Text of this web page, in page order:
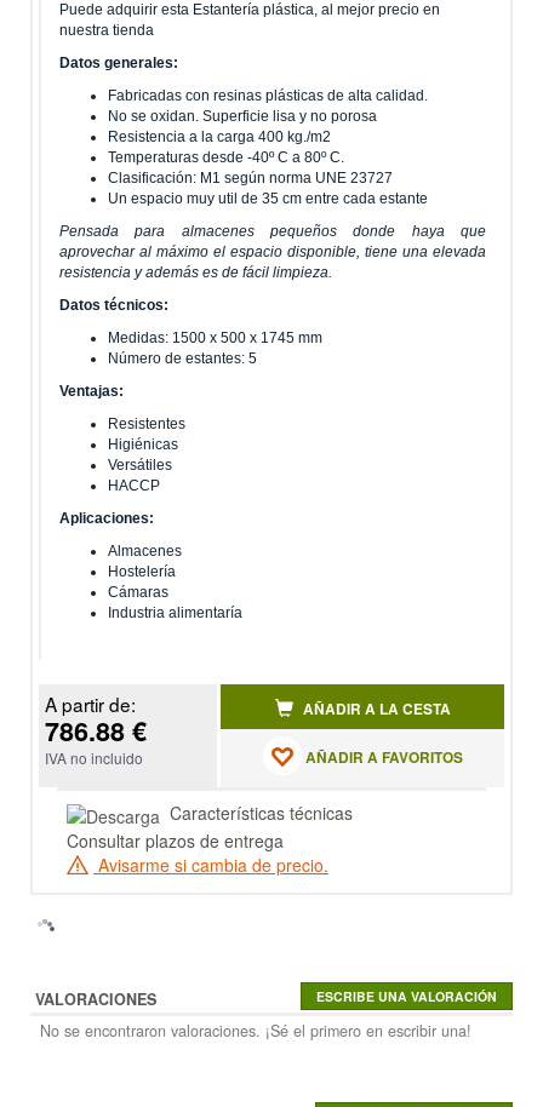
Puede adquirir esta Estantería plástica, al mejor precio en
nuestra tienda
Datos generales:
Fabricadas con resinas plásticas de alta calidad.
No se oxidan. Superficie lisa y no porosa
Resistencia a la carga 400 kg./m2
Temperaturas desde -40º C a 80º C.
Clasificación: M1 según norma UNE 23727
Un espacio muy util de 35 cm entre cada estante
Pensada para almacenes pequeños donde haya que
aprovechar al máximo el espacio disponible, tiene una elevada
resistencia y además es de fácil limpieza.
Datos técnicos:
Medidas: 1500 x 500 x 1745 mm
Número de estantes: 5
Ventajas:
Resistentes
Higiénicas
Versátiles
HACCP
Aplicaciones:
Almacenes
Hostelería
Cámaras
Industria alimentaría
A partir de:
786.88 €
IVA no incluido
AÑADIR A LA CESTA
AÑADIR A FAVORITOS
Características técnicas
Consultar plazos de entrega
Avisarme si cambia de precio.
VALORACIONES
No se encontraron valoraciones. ¡Sé el primero en escribir una!